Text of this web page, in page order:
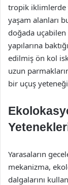
tropik iklimlerde
yaşam alanları
doğada uçabilen
yapılarına
edilmiş ön kol
uzun
bir uçuş yeteneği
Yarasaların
mekanizma,
dalgalarını